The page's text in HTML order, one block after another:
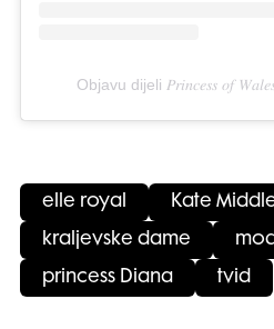
Objavu dijeli 𝑃𝑟𝑖𝑛𝑐𝑒𝑠𝑠 𝑜𝑓
elle royal Kate
kraljevske dame
princess Diana tvid